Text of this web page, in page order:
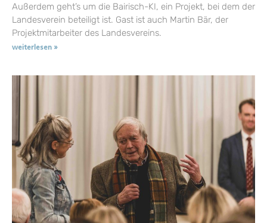
Außerdem geht’s um die Bairisch-KI, ein Projekt, bei dem der
Landesverein beteiligt ist. Gast ist auch Martin Bär, der
Projektmitarbeiter des Landesvereins.
weiterlesen »